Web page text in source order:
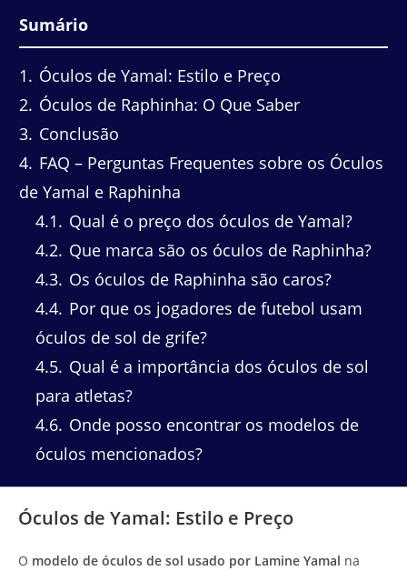
Sumário
1
Óculos de Yamal: Estilo e Preço
2 Óculos de Raphinha: O Que Saber
3 Conclusão
4 FAQ – Perguntas Frequentes sobre os Óculos
de Yamal e Raphinha
4.1
Qual é o preço dos óculos de Yamal?
4.2 Que marca são os óculos de Raphinha?
4.3 Os óculos de Raphinha são caros?
4.4 Por que os jogadores de futebol usam
óculos de sol de grife?
4.5 Qual é a importância dos óculos de sol
para atletas?
4.6 Onde posso encontrar os modelos de
óculos mencionados?
Óculos de Yamal: Estilo e Preço
O modelo de óculos de sol usado por Lamine Yamal na